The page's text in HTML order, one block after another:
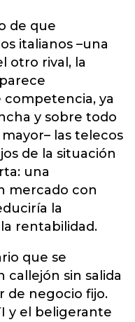
de que
italianos –una
otro rival, la
ya
y sobre todo
las telecos
de la situación
una
mercado con
la
rentabilidad.
que se
callejón sin salida
de negocio fijo.
y el beligerante